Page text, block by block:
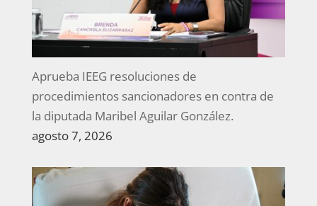
Aprueba IEEG resoluciones de
procedimientos sancionadores en contra de
la diputada Maribel Aguilar González.
agosto 7, 2026